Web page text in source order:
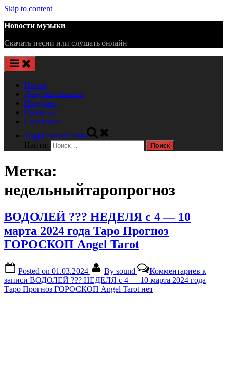
Skip to content
Новости музыки
Скачать песни или слушать онлайн
Песни
Документальные
Передачи
Приколы
Советские
Toggle search form
Найти:
Метка:
недельныйтаропрогноз
ВОДОЛЕЙ ??? НЕДЕЛЯ с 4 — 10
марта 2024 года Таро Прогноз
ГОРОСКОП Angel Tarot
Posted on 01.03.2024 By sound Комментариев к
записи ВОДОЛЕЙ ??? НЕДЕЛЯ с 4 — 10 марта 2024 года
Таро Прогноз ГОРОСКОП Angel Tarot нет